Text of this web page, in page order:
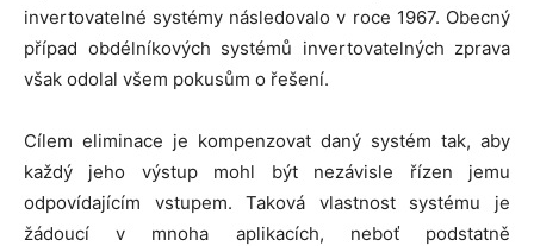
invertovatelné systémy následovalo v roce 1967. Obecný
případ obdélníkových systémů invertovatelných zprava
však odolal všem pokusům o řešení.
Cílem eliminace je kompenzovat daný systém tak, aby
každý jeho výstup mohl být nezávisle řízen jemu
odpovídajícím vstupem. Taková vlastnost systému je
žádoucí v mnoha aplikacích, neboť podstatně